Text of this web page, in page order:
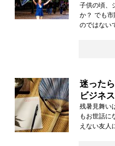
子供の頃、
か？ でも
のではない
迷った
ビジネ
残暑見舞い
もお世話に
えない友人